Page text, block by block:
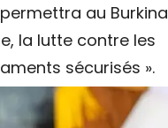
au Burkina
la lutte contre les
sécurisés ».